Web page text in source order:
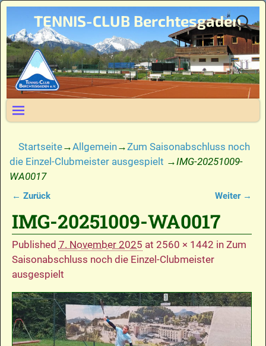
TENNIS-CLUB Berchtesgaden
Startseite→Allgemein→Zum Saisonabschluss noch
die Einzel-Clubmeister ausgespielt →IMG-20251009-
WA0017
← Zurück Weiter →
IMG-20251009-WA0017
Published 7. November 2025 at 2560 × 1442 in Zum
Saisonabschluss noch die Einzel-Clubmeister
ausgespielt